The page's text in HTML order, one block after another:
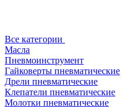
Все категории
Масла
Пневмоинструмент
Гайковерты пневматические
Дрели пневматические
Клепатели пневматические
Молотки пневматические